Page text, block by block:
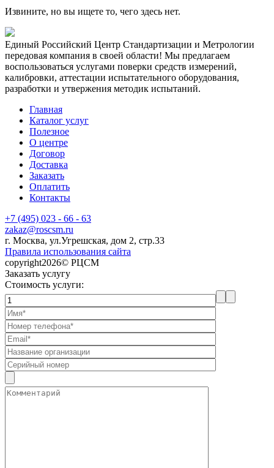
Извините, но вы ищете то, чего здесь нет.
Единый Российский Центр Стандартизации и Метрологии
передовая компания в своей области! Мы предлагаем
воспользоваться услугами поверки средств измерений,
калибровки, аттестации испытательного оборудования,
разработки и утвержения методик испытаний.
Главная
Каталог услуг
Полезное
О центре
Договор
Доставка
Заказать
Оплатить
Контакты
+7 (495) 023 - 66 - 63
zakaz@roscsm.ru
г. Москва, ул.Угрешская, дом 2, стр.33
Правила использования сайта
copyright2026© РЦСМ
Заказать услугу
Стоимость услуги: